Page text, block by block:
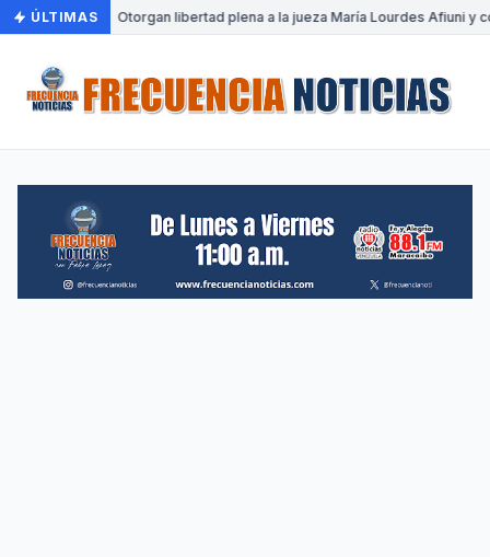
ÚLTIMAS• Otorgan libertad plena a la jueza María Lourdes Afiuni y